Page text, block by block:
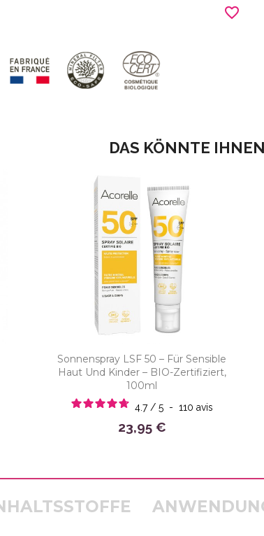
favorite_border
DAS KÖNNTE
Sonnenspray LSF 50 – Für Sensible
Haut Und Kinder – BIO-Zertifiziert,
100ml
4.7 / 5 - 110 avis
23,95 €